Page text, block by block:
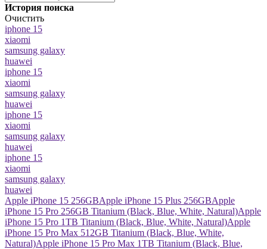
История поиска
Очистить
iphone 15
xiaomi
samsung galaxy
huawei
iphone 15
xiaomi
samsung galaxy
huawei
iphone 15
xiaomi
samsung galaxy
huawei
iphone 15
xiaomi
samsung galaxy
huawei
Apple iPhone 15 256GBApple iPhone 15 Plus 256GBApple
iPhone 15 Pro 256GB Titanium (Black, Blue, White, Natural)Apple
iPhone 15 Pro 1TB Titanium (Black, Blue, White, Natural)Apple
iPhone 15 Pro Max 512GB Titanium (Black, Blue, White,
Natural)Apple iPhone 15 Pro Max 1TB Titanium (Black, Blue,